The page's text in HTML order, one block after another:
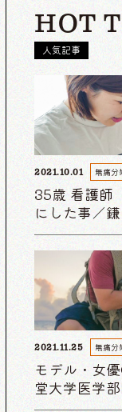
HOT
人気記事
2021.10.01 無痛分
35歳 看護師
にした事／
2021.11.25 無痛分
モデル・女
堂大学医学